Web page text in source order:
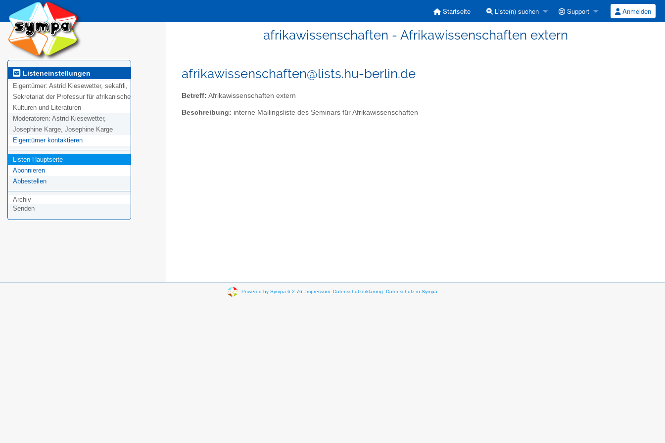
Startseite Liste(n) suchen Support Anmelden
afrikawissenschaften - Afrikawissenschaften extern
Listeneinstellungen
Eigentümer: Astrid Kiesewetter, sekafrli,
Sekretariat der Professur für afrikanische
Kulturen und Literaturen
Moderatoren: Astrid Kiesewetter,
Josephine Karge, Josephine Karge
Eigentümer kontaktieren
Listen-Hauptseite
Abonnieren
Abbestellen
Archiv
Senden
afrikawissenschaften@lists.hu-berlin.de
Betreff: Afrikawissenschaften extern
Beschreibung: interne Mailingsliste des Seminars für Afrikawissenschaften
Powered by Sympa 6.2.76 Impressum Datenschutzerklärung Datenschutz in Sympa